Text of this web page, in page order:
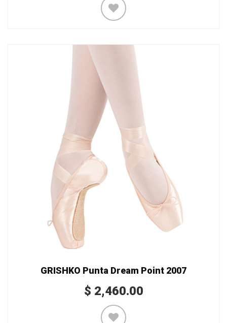
GRISHKO Punta Dream Point 2007
$ 2,460.00